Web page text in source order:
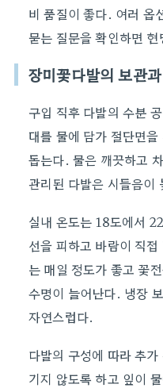
비 품질이 좋다. 여러 옵
묻는 질문을 확인하면
장미꽃다발의 보관
구입 직후 다발의 수분
대를 물에 담가 절단면
돕는다. 물은 깨끗하고
관리된 다발은 시들음이
실내 온도는 18도에서
선을 피하고 바람이 직
는 매일 정도가 좋고 꽃
수명이 늘어난다. 냉장
자연스럽다.
다발의 구성에 따라 추
기지 않도록 하고 잎이